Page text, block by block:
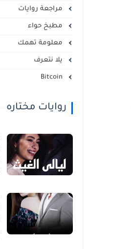
مراجعة روايات
مطبخ حواء
معلومة تهمك
يلا نتعرف
روايات مختاره